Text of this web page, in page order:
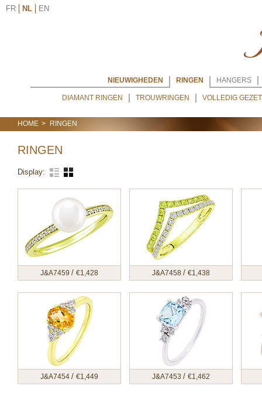
FR NL EN
NIEUWIGHEDEN RINGEN
DIAMANT RINGEN TROUWRINGEN VOLLEDIG GEZET
HANGERS
HOME RINGEN
RINGEN
Display:
J&A7459 / €1,428 J&A7458 / €1,438
J&A7454 / €1,449 J&A7453 / €1,462